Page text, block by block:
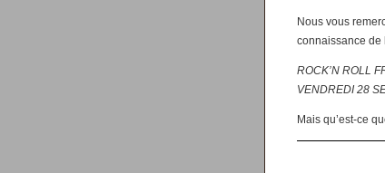
Nous vous
connaissance de
ROCK’N ROLL
VENDREDI 28
Mais qu’est-ce